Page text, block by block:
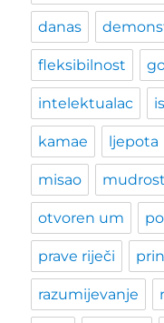
danas
fleksibilnost
intelektualac
kamae ljepota
misao mudrost
otvoren um
prave riječi
razumijevanje